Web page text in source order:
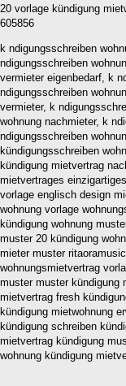
20 vorlage kündigung
605856
k ndigungsschreiben
ndigungsschreiben
vermieter eigenbedarf, k
ndigungsschreiben
vermieter, k
wohnung nachmieter, k
ndigungsschreiben
kündigungsschreiben
kündigung mietvertrag
mietvertrages
vorlage englisch design
wohnung vorlage
kündigung wohnung
muster 20 kündigung
mieter muster
wohnungsmietvertrag
muster muster kündigung
mietvertrag fresh
kündigung mietwohnung
kündigung schreiben
mietvertrag kündigung
wohnung kündigung